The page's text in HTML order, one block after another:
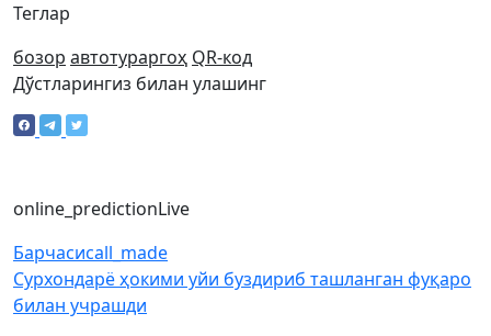
Теглар
бозор автотураргоҳ QR-код
Дўстларингиз билан улашинг
online_predictionLive
Барчасиcall_made
Сурхондарё ҳокими уйи буздириб ташланган фуқаро
билан учрашди